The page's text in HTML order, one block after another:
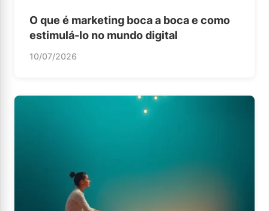
O que é marketing boca a boca e como
estimulá-lo no mundo digital
10/07/2026